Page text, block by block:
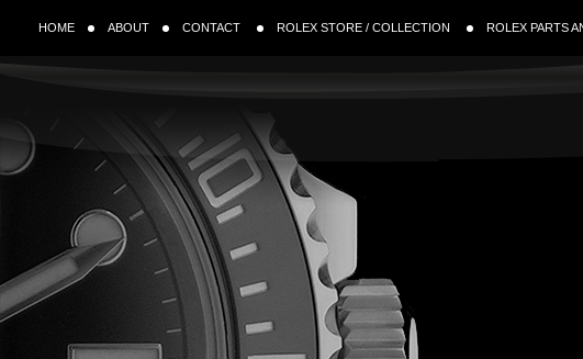
HOME ABOUT CONTACT ROLEX STORE / COLLECTION ROLEX PARTS